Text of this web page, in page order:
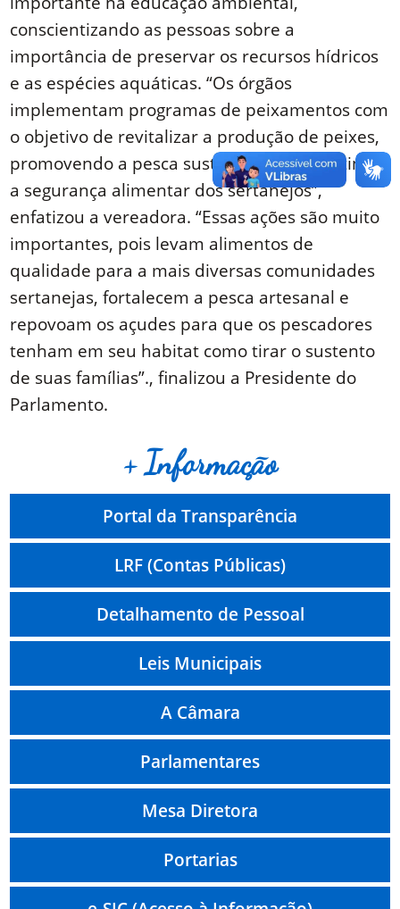
conscientizando as pessoas sobre a
importância de preservar os recursos hídricos
e as espécies aquáticas. “Os órgãos
implementam programas de peixamentos com
o objetivo de revitalizar a produção de peixes,
promovendo a pesca sustentável e garantindo
a segurança alimentar dos sertanejos”,
enfatizou a vereadora. “Essas ações são muito
importantes, pois levam alimentos de
qualidade para a mais diversas comunidades
sertanejas, fortalecem a pesca artesanal e
repovoam os açudes para que os pescadores
tenham em seu habitat como tirar o sustento
de suas famílias”., finalizou a Presidente do
Parlamento.
+ Informação
Portal da Transparência
LRF (Contas Públicas)
Detalhamento de Pessoal
Leis Municipais
A Câmara
Parlamentares
Mesa Diretora
Portarias